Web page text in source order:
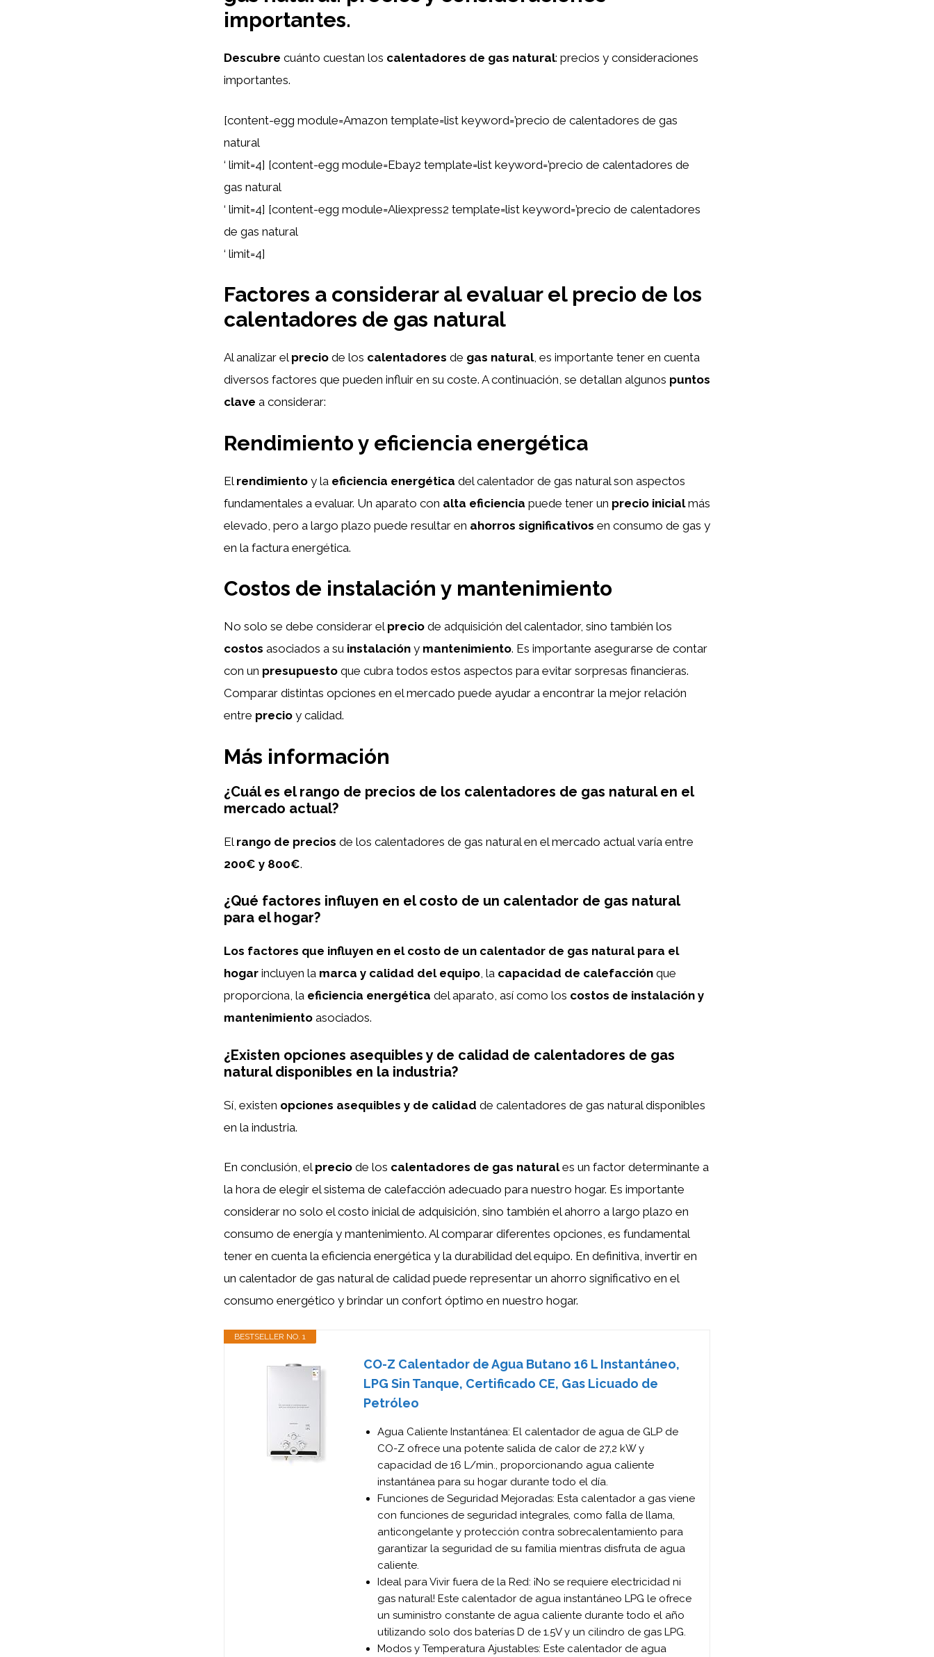
importantes.
Descubre cuánto cuestan los calentadores de gas natural: precios y consideraciones
importantes.
[content-egg module=Amazon template=list keyword=’precio de calentadores de gas
natural
‘ limit=4] [content-egg module=Ebay2 template=list keyword=’precio de calentadores de
gas natural
‘ limit=4] [content-egg module=Aliexpress2 template=list keyword=’precio de calentadores
de gas natural
‘ limit=4]
Factores a considerar al evaluar el precio de los
calentadores de gas natural
Al analizar el precio de los calentadores de gas natural, es importante tener en cuenta
diversos factores que pueden influir en su coste. A continuación, se detallan algunos puntos
clave a considerar:
Rendimiento y eficiencia energética
El rendimiento y la eficiencia energética del calentador de gas natural son aspectos
fundamentales a evaluar. Un aparato con alta eficiencia puede tener un precio inicialmás
elevado, pero a largo plazo puede resultar en ahorros significativos en consumo de gas y
en la factura energética.
Costos de instalación y mantenimiento
No solo se debe considerar el precio de adquisición del calentador, sino también los
costos asociados a su instalación y mantenimiento. Es importante asegurarse de contar
con un presupuesto que cubra todos estos aspectos para evitar sorpresas financieras.
Comparar distintas opciones en el mercado puede ayudar a encontrar la mejor relación
entre precio y calidad.
Más información
¿Cuál es el rango de precios de los calentadores de gas natural en el
mercado actual?
El rango de precios de los calentadores de gas natural en el mercado actual varía entre
200€ y 800€.
¿Qué factores influyen en el costo de un calentador de gas natural
para el hogar?
Los factores que influyen en el costo de un calentador de gas natural para el
hogar incluyen la marca y calidad del equipo, la capacidad de calefacción que
proporciona, la eficiencia energética del aparato, así como los costos de instalación y
mantenimiento asociados.
¿Existen opciones asequibles y de calidad de calentadores de gas
natural disponibles en la industria?
Sí, existen opciones asequibles y de calidad de calentadores de gas natural disponibles
en la industria.
En conclusión, el precio de los calentadores de gas naturales un factor determinante a
la hora de elegir el sistema de calefacción adecuado para nuestro hogar. Es importante
considerar no solo el costo inicial de adquisición, sino también el ahorro a largo plazo en
consumo de energía y mantenimiento. Al comparar diferentes opciones, es fundamental
tener en cuenta la eficiencia energética y la durabilidad del equipo. En definitiva, invertir en
un calentador de gas natural de calidad puede representar un ahorro significativo en el
consumo energético y brindar un confort óptimo en nuestro hogar.
BESTSELLER NO. 1
CO-Z Calentador de Agua Butano 16 L Instantáneo,
LPG Sin Tanque, Certificado CE, Gas Licuado de
Petróleo
Agua Caliente Instantánea: El calentador de agua de GLP de
CO-Z ofrece una potente salida de calor de 27,2 kW y
capacidad de 16 L/min., proporcionando agua caliente
instantánea para su hogar durante todo el día.
Funciones de Seguridad Mejoradas: Esta calentador a gas viene
con funciones de seguridad integrales, como falla de llama,
anticongelante y protección contra sobrecalentamiento para
garantizar la seguridad de su familia mientras disfruta de agua
caliente.
Ideal para Vivir fuera de la Red: ¡No se requiere electricidad ni
gas natural! Este calentador de agua instantáneo LPG le ofrece
un suministro constante de agua caliente durante todo el año
utilizando solo dos baterías D de 1.5V y un cilindro de gas LPG.
Modos y Temperatura Ajustables: Este calentador de agua